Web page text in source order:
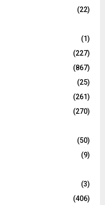
(22)
(1)
(227)
(867)
(25)
(261)
(270)
(50)
(9)
(3)
(406)